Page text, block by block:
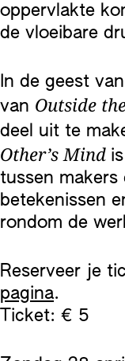
oppervlakte
de vloeibare
In de geest
van Outside
deel uit te
Other’s Mind
tussen makers
betekenissen
rondom de
Reserveer je
pagina.
Ticket: € 5